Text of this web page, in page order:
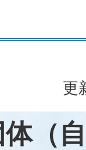
更
（